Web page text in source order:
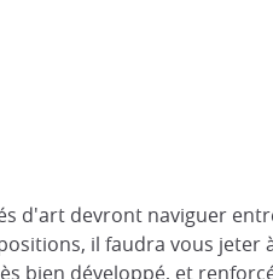
d'art devront naviguer
il faudra vous jeter
bien développé, et